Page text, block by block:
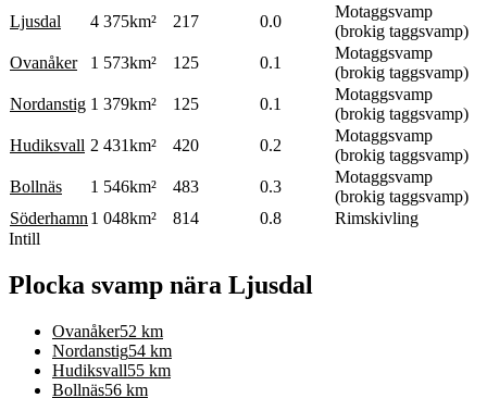
Ljusdal 4 375km² 217 0.0
Motaggsvamp
(brokig taggsvamp)
Ovanåker
1 573km² 125 0.1
Motaggsvamp
(brokig taggsvamp)
Nordanstig 1 379km² 125 0.1
Motaggsvamp
(brokig taggsvamp)
Hudiksvall 2 431km² 420 0.2
Motaggsvamp
(brokig taggsvamp)
Bollnäs
1 546km² 483 0.3
Motaggsvamp
(brokig taggsvamp)
Söderhamn 1 048km² 814 0.8
Rimskivling
Intill
Plocka svamp nära Ljusdal
Ovanåker52 km
Nordanstig54 km
Hudiksvall55 km
Bollnäs56 km